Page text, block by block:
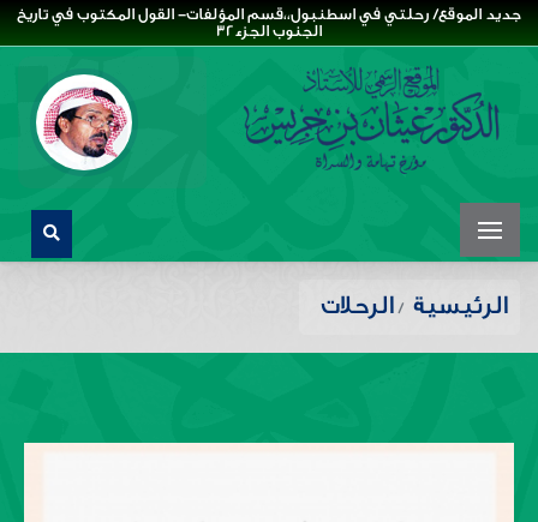
جديد الموقع/ رحلتي في اسطنبول،،قسم المؤلفات- القول المكتوب في تاريخ
الجنوب الجزء32
الرئيسية الرحلات